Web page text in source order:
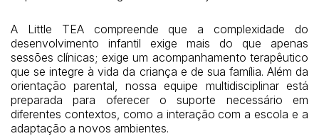
A Little TEA compreende que a complexidade do
desenvolvimento infantil exige mais do que apenas
sessões clínicas; exige um acompanhamento terapêutico
que se integre à vida da criança e de sua família. Além da
orientação parental, nossa equipe multidisciplinar está
preparada para oferecer o suporte necessário em
diferentes contextos, como a interação com a escola e a
adaptação a novos ambientes.